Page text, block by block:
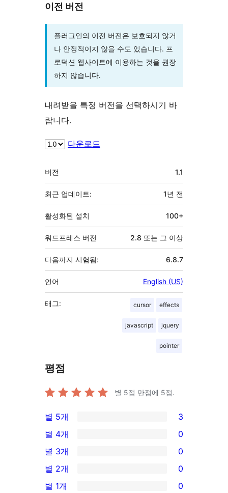
이전 버전
플러그인의 이전 버전은 보호되지 않거
나 안정적이지 않을 수도 있습니다. 프
로덕션 웹사이트에 이용하는 것을 권장
하지 않습니다.
내려받을 특정 버전을 선택하시기 바
랍니다.
다운로드
기
초
버전 1.1
최근 업데이트: 1년 전
활성화된 설치 100+
워드프레스 버전 2.8 또는 그 이상
다음까지 시험됨: 6.8.7
언어 English (US)
태그: cursor effects
javascript jquery
pointer
평점
별 5점 만점에 5점.
3/5-
별
점
후
기
별 5개 3
0/4-
별
점
후
별 4개 0
0/3-
별
점
별 3개 0
0/2-
별
별 2개 0
별 1개 0